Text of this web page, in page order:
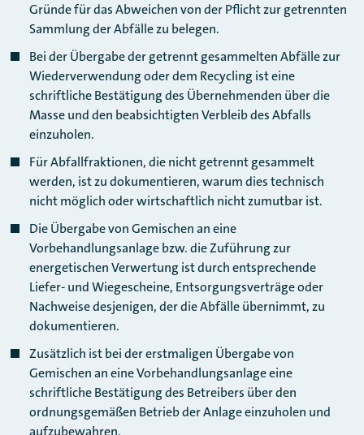
Gründe für das Abweichen von der Pflicht zur getrennten
Sammlung der Abfälle zu belegen.
Bei der Übergabe der getrennt gesammelten Abfälle zur
Wiederverwendung oder dem Recycling ist eine
schriftliche Bestätigung des Übernehmenden über die
Masse und den beabsichtigten Verbleib des Abfalls
einzuholen.
Für Abfallfraktionen, die nicht getrennt gesammelt
werden, ist zu dokumentieren, warum dies technisch
nicht möglich oder wirtschaftlich nicht zumutbar ist.
Die Übergabe von Gemischen an eine
Vorbehandlungsanlage bzw. die Zuführung zur
energetischen Verwertung ist durch entsprechende
Liefer- und Wiegescheine, Entsorgungsverträge oder
Nachweise desjenigen, der die Abfälle übernimmt, zu
dokumentieren.
Zusätzlich ist bei der erstmaligen Übergabe von
Gemischen an eine Vorbehandlungsanlage eine
schriftliche Bestätigung des Betreibers über den
ordnungsgemäßen Betrieb der Anlage einzuholen und
aufzubewahren.